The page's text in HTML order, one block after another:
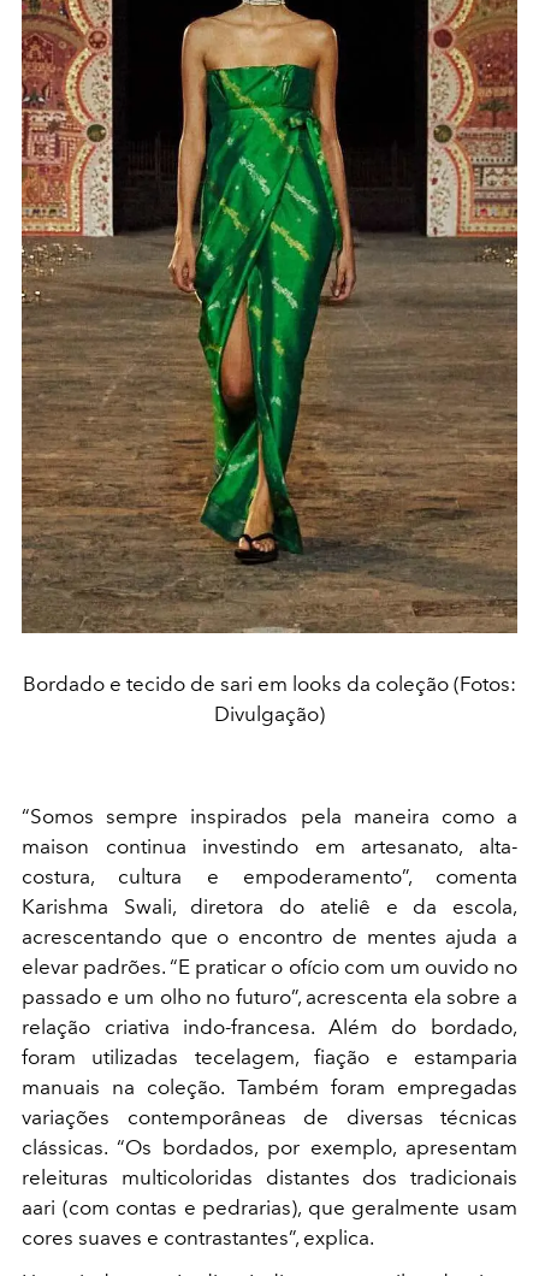
Bordado e tecido de sari em looks da coleção (Fotos:
Divulgação)
“Somos sempre inspirados pela maneira como a
maison continua investindo em artesanato, alta-
costura, cultura e empoderamento”, comenta
Karishma Swali, diretora do ateliê e da escola,
acrescentando que o encontro de mentes ajuda a
elevar padrões. “E praticar o ofício com um ouvido no
passado e um olho no futuro”, acrescenta ela sobre a
relação criativa indo-francesa. Além do bordado,
foram utilizadas tecelagem, fiação e estamparia
manuais na coleção. Também foram empregadas
variações contemporâneas de diversas técnicas
clássicas. “Os bordados, por exemplo, apresentam
releituras multicoloridas distantes dos tradicionais
aari (com contas e pedrarias), que geralmente usam
cores suaves e contrastantes”, explica.